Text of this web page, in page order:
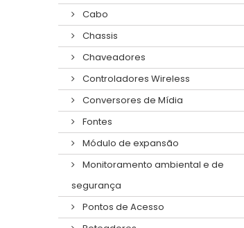
Cabo
Chassis
Chaveadores
Controladores Wireless
Conversores de Mídia
Fontes
Módulo de expansão
Monitoramento ambiental e de
segurança
Pontos de Acesso